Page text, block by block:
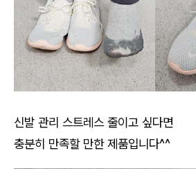
신발 관리 스트레스 줄이고 싶다면
충분히 만족할 만한 제품입니다^^